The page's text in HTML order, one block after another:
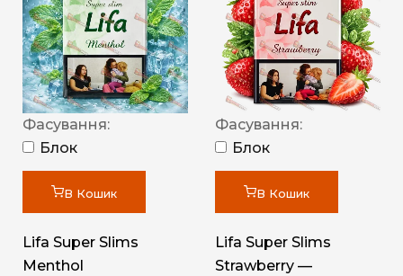
Фасування:
Блок
В Кошик
Lifa Super Slims
Menthol
Фасування:
Блок
В Кошик
Lifa Super Slims
Strawberry —